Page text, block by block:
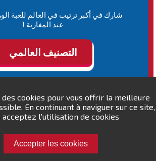
des cookies pour vous offrir la meilleure
En continuant à naviguer sur ce site,
acceptez l'utilisation de cookies.
Accepter les cookies
شارك في أكبر ترتيب في العالم للعبة
عند المغاربة !
التصنيف العالمي